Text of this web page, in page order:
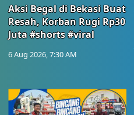
Aksi Begal di Bekasi Buat
Resah, Korban Rugi Rp30
Juta #shorts #viral
6 Aug 2026, 7:30 AM